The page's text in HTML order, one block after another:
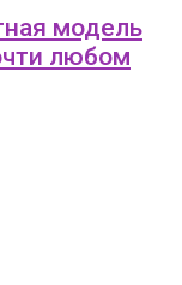
модель
любом